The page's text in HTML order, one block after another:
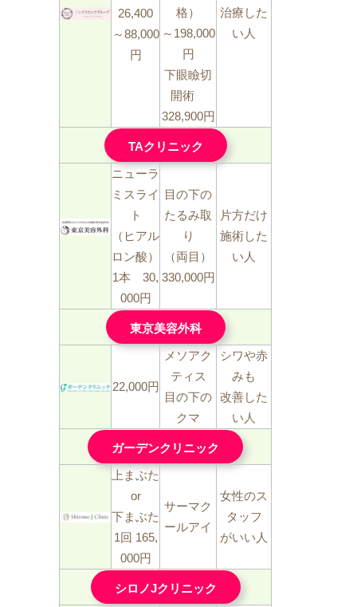
26,400
～88,000
円
格）
～198,000
円
下眼瞼切
開術
328,900円
治療した
い人
TAクリニック
ニューラ
ミスライ
ト
（ヒアル
ロン酸）
1本 30,
000円
目の下の
たるみ取
り
（両目）
330,000円
片方だけ
施術した
い人
東京美容外科
22,000円
メソアク
ティス
目の下の
クマ
シワや赤
みも
改善した
い人
ガーデンクリニック
上まぶた
or
下まぶた
1回 165,
000円
サーマク
ールアイ
女性のス
タッフ
がいい人
シロノJクリニック